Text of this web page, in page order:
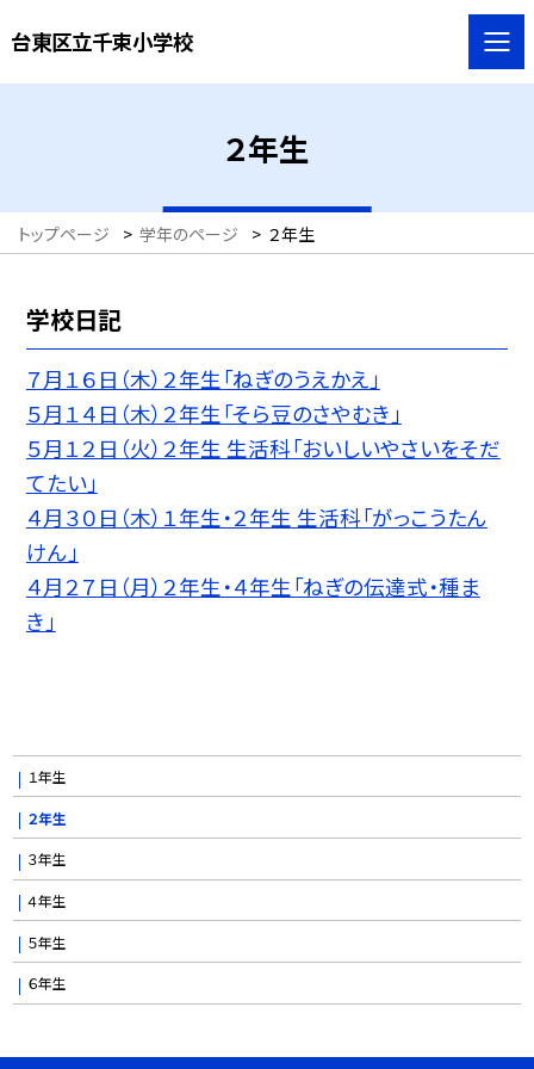
台東区立千束小学校
２年生
トップページ > 学年のページ > ２年生
学校日記
７月１６日（木）２年生「ねぎのうえかえ」
５月１４日（木）２年生「そら豆のさやむき」
５月１２日（火）２年生 生活科「おいしいやさいをそだ
てたい」
４月３０日（木）１年生・２年生 生活科「がっこうたん
けん」
４月２７日（月）２年生・４年生「ねぎの伝達式・種ま
き」
１年生
２年生
３年生
４年生
５年生
６年生